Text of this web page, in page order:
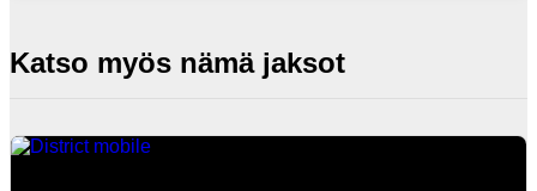
Katso myös nämä jaksot